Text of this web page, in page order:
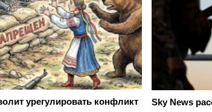
урегулировать конфликт
Sky News